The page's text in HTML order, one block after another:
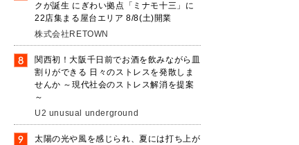
クが誕生 にぎわい拠点「ミナモ十三」に
22店集まる屋台エリア 8/8(土)開業
株式会社RETOWN
関西初！大阪千日前でお酒を飲みながら皿
割りができる 日々のストレスを発散しま
せんか ～現代社会のストレス解消を提案
～
U2 unusual underground
太陽の光や風を感じられ、夏には打ち上が